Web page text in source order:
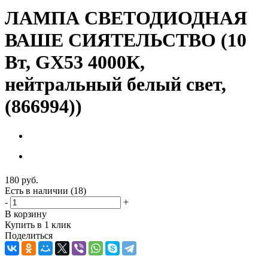
ЛАМПА СВЕТОДИОДНАЯ
ВАШЕ СИЯТЕЛЬСТВО (10
Вт, GX53 4000К,
нейтральный белый свет,
(866994))
180 руб.
Есть в наличии (18)
-
+
В корзину
Купить в 1 клик
Поделиться